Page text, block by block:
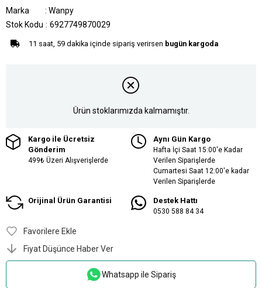
Marka : Wanpy
Stok Kodu
6927749870029
11 saat, 59 dakika içinde sipariş verirsen bugün kargoda
Ürün stoklarımızda kalmamıştır.
Kargo ile Ücretsiz
Gönderim
499₺ Üzeri Alışverişlerde
Aynı Gün Kargo
Hafta İçi Saat 15:00'e Kadar
Verilen Siparişlerde
Cumartesi Saat 12:00'e kadar
Verilen Siparişlerde
Orijinal Ürün Garantisi Destek Hattı
0530 588 84 34
Favorilere Ekle
Fiyat Düşünce Haber Ver
Whatsapp ile Sipariş